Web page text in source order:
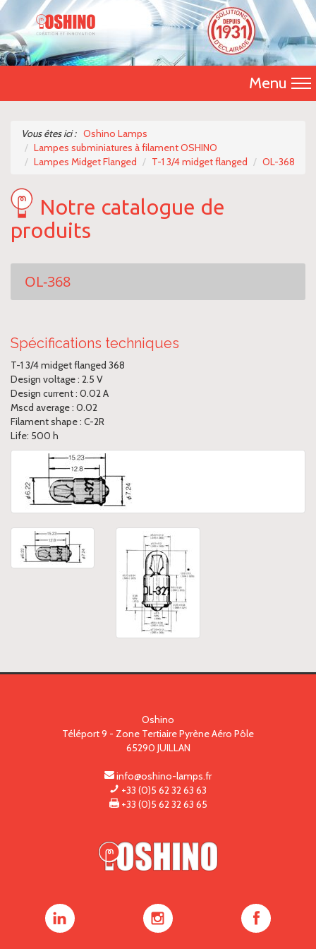
Menu
Présentation
Vous êtes ici : Oshino Lamps
Lampes subminiatures à filament OSHINO
Lampes Midget Flanged
T-1 3/4 midget flanged OL-368
Notre catalogue de
produits
OL-368
Spécifications techniques
T-1 3/4 midget flanged 368
Design voltage : 2.5 V
Design current : 0.02 A
Mscd average : 0.02
Filament shape : C-2R
Life: 500 h
Oshino
Téléport 9 - Zone Tertiaire Pyrène Aéro Pôle
65290 JUILLAN
info@oshino-lamps.fr
+33 (0)5 62 32 63 63
+33 (0)5 62 32 63 65
Oshino
Oshino
Oshino